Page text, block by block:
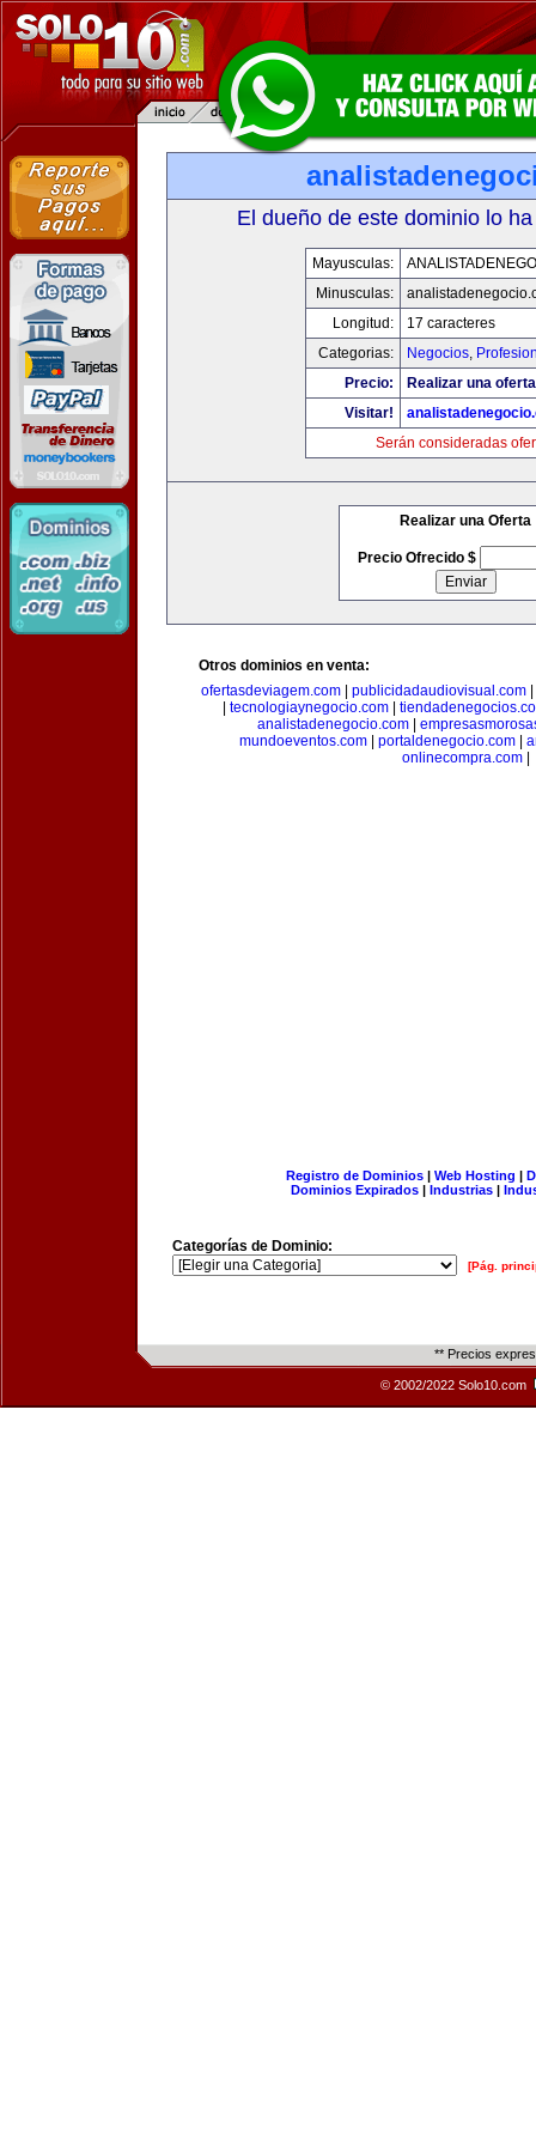
El dueño de este dominio lo
Mayusculas:
Minusculas:
Longitud:
17 caracteres
Categorias:
Negocios,
Precio:
Realizar una
Visitar!
Serán consideradas
Realizar una Oferta
Precio Ofrecido $
Otros dominios en venta:
ofertasdeviagem.com| publicidadaudiovisual.com|
tecnologiaynegocio.com
analistadenegocio.com
mundoeventos.com| portaldenegocio.com|
onlinecompra.com|
Registro de Dominios| Web Hosting |
Dominios Expirados | Industrias |
Categorías de Dominio:
[Pág.
** Precios
© 2002/2022 Solo10.com